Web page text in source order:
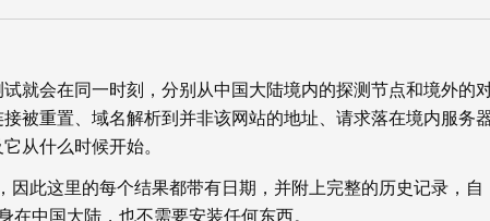
就会在同一时刻，分别从中国大陆境内的探测节点和境外的
被重置、域名解析到并非该网站的地址、请求落在境内服务
从什么时候开始。
因此这里的每个结果都带有日期，并附上完整的历史记录，自
中国大陆，也不需要安装任何东西。